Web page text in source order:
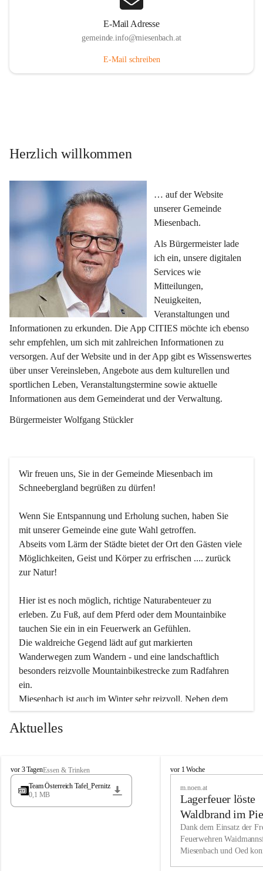
E-Mail Adresse
gemeinde.info@miesenbach.at
E-Mail schreiben
Herzlich willkommen
… auf der Website
unserer Gemeinde
Miesenbach.
Als Bürgermeister lade
ich ein, unsere digitalen
Services wie
Mitteilungen,
Neuigkeiten,
Veranstaltungen und
Informationen zu erkunden. Die App CITIES möchte ich ebenso
sehr empfehlen, um sich mit zahlreichen Informationen zu
versorgen. Auf der Website und in der App gibt es Wissenswertes
über unser Vereinsleben, Angebote aus dem kulturellen und
sportlichen Leben, Veranstaltungstermine sowie aktuelle
Informationen aus dem Gemeinderat und der Verwaltung.
Bürgermeister Wolfgang Stückler
Wir freuen uns, Sie in der Gemeinde Miesenbach im
Schneebergland begrüßen zu dürfen!
Wenn Sie Entspannung und Erholung suchen, haben Sie
mit unserer Gemeinde eine gute Wahl getroffen.
Abseits vom Lärm der Städte bietet der Ort den Gästen viele
Möglichkeiten, Geist und Körper zu erfrischen .... zurück
zur Natur!
Hier ist es noch möglich, richtige Naturabenteuer zu
erleben. Zu Fuß, auf dem Pferd oder dem Mountainbike
tauchen Sie ein in ein Feuerwerk an Gefühlen.
Die waldreiche Gegend lädt auf gut markierten
Wanderwegen zum Wandern - und eine landschaftlich
besonders reizvolle Mountainbikestrecke zum Radfahren
ein.
Miesenbach ist auch im Winter sehr reizvoll. Neben dem
Eisstockschießen gibt es auf dem nahe gelegenen Unterberg
wunderschöne Naturschneepisten, die zum Schifahren oder
vielfältige Angebot unserer Kulturvereine.
Überzeugen Sie sich selbst, dass Sie in Miesenbach sowie
in den Beherbergungsbetrieben, Gaststätten und urigen
Wir kennen Miesenbach als lebens- und liebenswerten Ort.
Tradition und Innovation werden ebenso groß geschrieben
Aktuelles
M
i
s
vor 3 TagenEssen & Trinken
Team Österreich Tafel_Pernitz
0,1 MB
M
h
vor 1 Woche
m.noen.at
Lagerfeuer löste
Waldbrand im
aus
Dank dem Einsatz der
Feuerwehren
Miesenbach und Oed